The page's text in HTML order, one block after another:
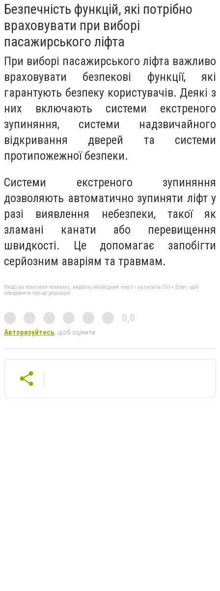
Безпечність функцій, які потрібно
враховувати при виборі
пасажирського ліфта
При виборі пасажирського ліфта важливо
враховувати безпекові функції, які
гарантують безпеку користувачів. Деякі з
них включають системи екстреного
зупиняння, системи надзвичайного
відкривання дверей та системи
протипожежної безпеки.
Системи екстреного зупиняння
дозволяють автоматично зупиняти ліфт у
разі виявлення небезпеки, такої як
зламані канати або перевищення
швидкості. Це допомагає запобігти
серйозним аваріям та травмам.
Якщо ви помітили помилку, виділіть необхідний текст і натисніть Ctrl + Enter, щоб
повідомити про це редакцію
0,0
Авторизуйтесь, щоб оцінити